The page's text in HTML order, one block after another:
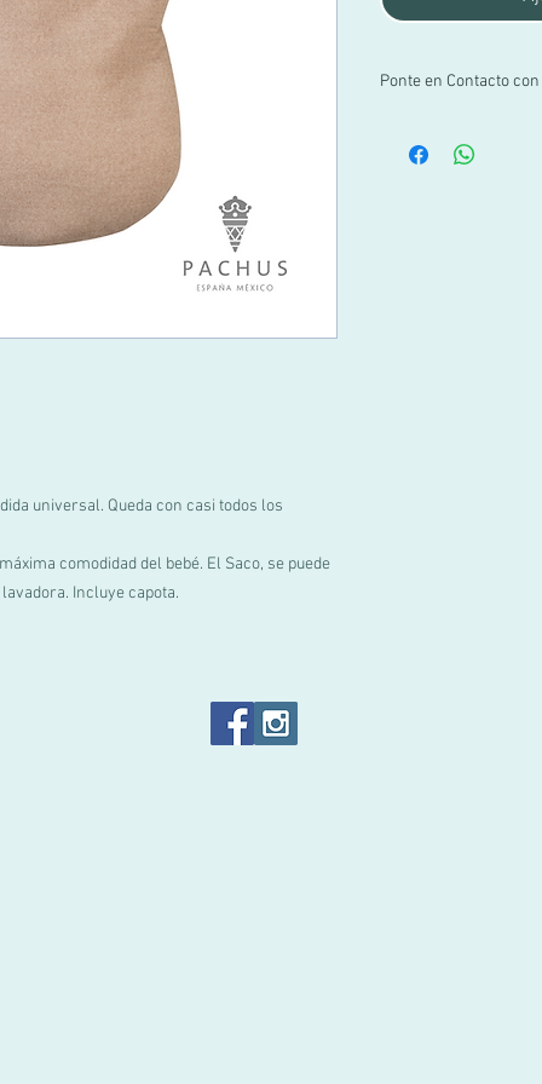
universal. Queda con casi todos los
comodidad del bebé. El Saco, se puede
Incluye capota.
Ponte en Contacto
por WhatsApp al +52